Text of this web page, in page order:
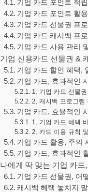
기업 카드 포인트 적
기업 카드 포인트 활
기업 카드 선물권 프
기업 카드 캐시백 프
기업 카드 사용 관리
기업 신용카드 선물권 &
기업 카드 할인 혜택,
기업 카드, 효과적인
1, 기업 카드 선물
2, 캐시백 프로그램
기업 카드, 효율적인
1, 기업 카드 혜택
2, 카드 이용 규칙
기업 카드 활용, 주의
기업 카드, 효과적인
나에게 딱 맞는 기업 카
기업 카드 선물권, 어
캐시백 혜택 놓치지